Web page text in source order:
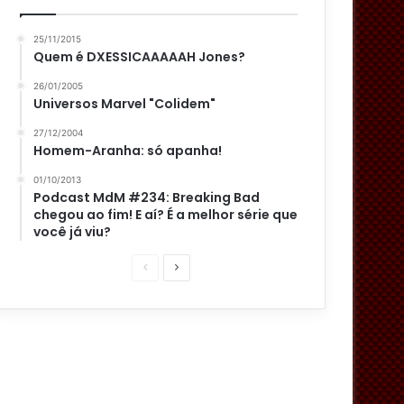
25/11/2015
Quem é DXESSICAAAAAH Jones?
26/01/2005
Universos Marvel "Colidem"
27/12/2004
Homem-Aranha: só apanha!
01/10/2013
Podcast MdM #234: Breaking Bad
chegou ao fim! E aí? É a melhor série que
você já viu?